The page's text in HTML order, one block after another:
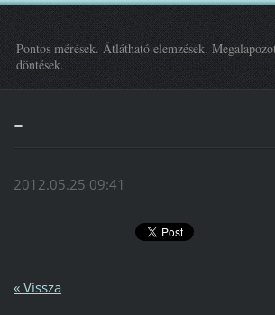
Pontos mérések. Átlátható elemzések.
döntések.
-
2012.05.25 09:41
« Vissza